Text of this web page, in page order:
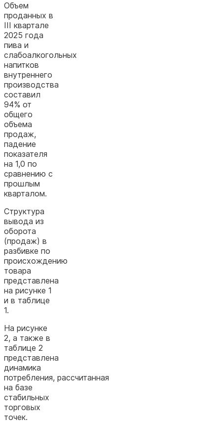
Объем
проданных в
III квартале
2025 года
пива и
слабоалкогольных
напитков
внутреннего
производства
составил
94% от
общего
объема
продаж,
падение
показателя
на 1,0 по
сравнению с
прошлым
кварталом.
Структура
вывода из
оборота
(продаж) в
разбивке по
происхождению
товара
представлена
на рисунке 1
и в таблице
1.
На рисунке
2, а также в
таблице 2
представлена
динамика
потребления, рассчитанная
на базе
стабильных
торговых
точек.